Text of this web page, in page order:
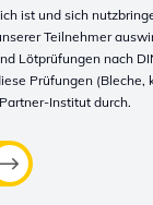
ist und sich
Teilnehmer
Lötprüfungen nach
Prüfungen (Bleche,
Institut durch.